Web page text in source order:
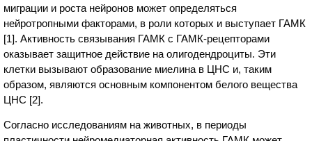
миграции и роста нейронов может определяться
нейротропными факторами, в роли которых и выступает ГАМК
[1]. Активность связывания ГАМК с ГАМК-рецепторами
оказывает защитное действие на олигодендроциты. Эти
клетки вызывают образование миелина в ЦНС и, таким
образом, являются основным компонентом белого вещества
ЦНС [2].
Согласно исследованиям на животных, в периоды